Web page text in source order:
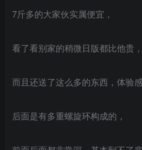
7斤多的大家伙实属便宜，
看了看别家的稍微日版都比他贵，
而且还送了这么多的东西，体验
后面是有多重螺旋环构成的，